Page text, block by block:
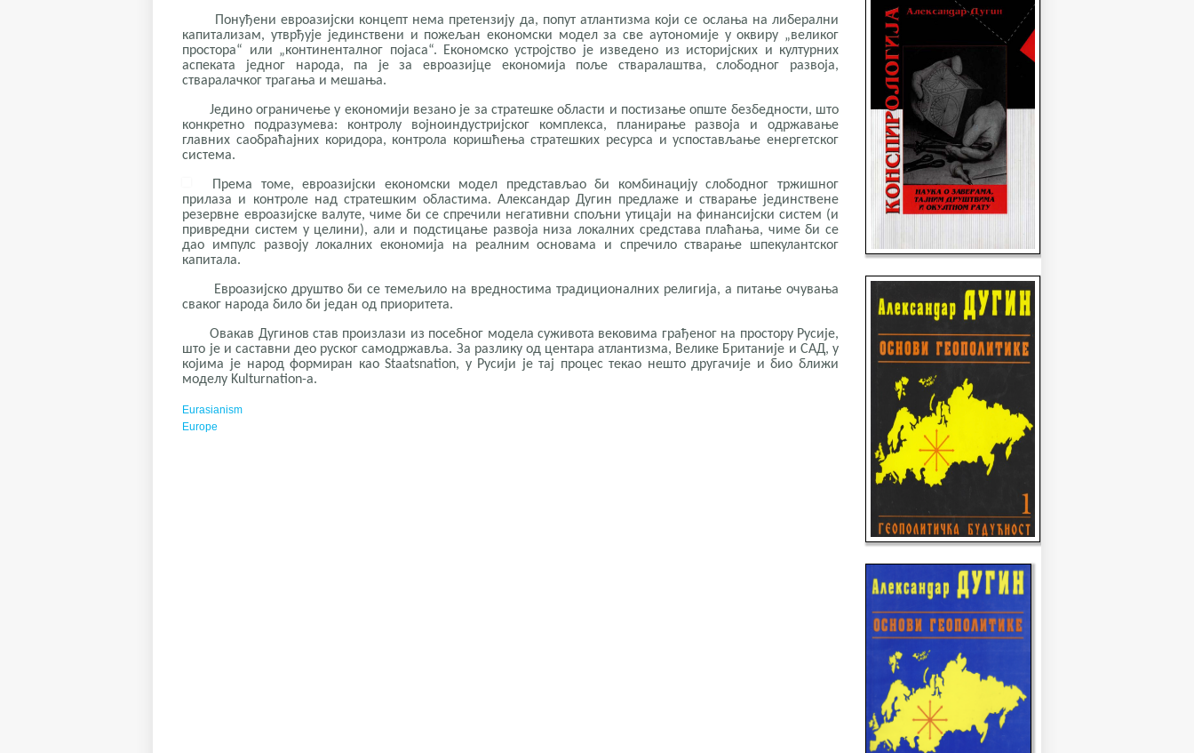
Понуђени евроазијски концепт нема претензију да, попут атлантизма који се ослања на либерални
капитализам, утврђује јединствени и пожељан економски модел за све аутономије у оквиру „великог
простора“ или „континенталног појаса“. Економско устројство је изведено из историјских и културних
аспеката једног народа, па је за евроазијце економија поље стваралаштва, слободног развоја,
стваралачког трагања и мешања.
Једино ограничење у економији везано је за стратешке области и постизање опште безбедности, што
конкретно подразумева: контролу војноиндустријског комплекса, планирање развоја и одржавање
главних саобраћајних коридора, контрола коришћења стратешких ресурса и успостављање енергетског
система.
Према томе, евроазијски економски модел представљао би комбинацију слободног тржишног
прилаза и контроле над стратешким областима. Александар Дугин предлаже и стварање јединствене
резервне евроазијске валуте, чиме би се спречили негативни спољни утицаји на финансијски систем (и
привредни систем у целини), али и подстицање развоја низа локалних средстава плаћања, чиме би се
дао импулс развоју локалних економија на реалним основама и спречило стварање шпекулантског
капитала.
Евроазијско друштво би се темељило на вредностима традиционалних религија, а питање очувања
сваког народа било би један од приоритета.
Овакав Дугинов став произлази из посебног модела суживота вековима грађеног на простору Русије,
што је и саставни део руског самодржавља. За разлику од центара атлантизма, Велике Британије и САД, у
којима је народ формиран као Staatsnation, у Русији је тај процес текао нешто другачије и био ближи
моделу Kulturnation-а.
Eurasianism
Europe